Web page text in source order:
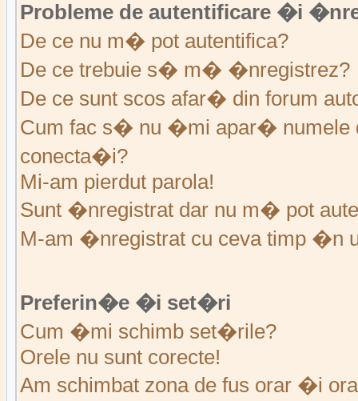
Probleme de autentificare �i
De ce nu m� pot autentifica?
De ce trebuie s� m� �nregistrez?
De ce sunt scos afar� din forum
Cum fac s� nu �mi apar� numele
conecta�i?
Mi-am pierdut parola!
Sunt �nregistrat dar nu m� pot
M-am �nregistrat cu ceva timp �n
Preferin�e �i set�ri
Cum �mi schimb set�rile?
Orele nu sunt corecte!
Am schimbat zona de fus orar �i